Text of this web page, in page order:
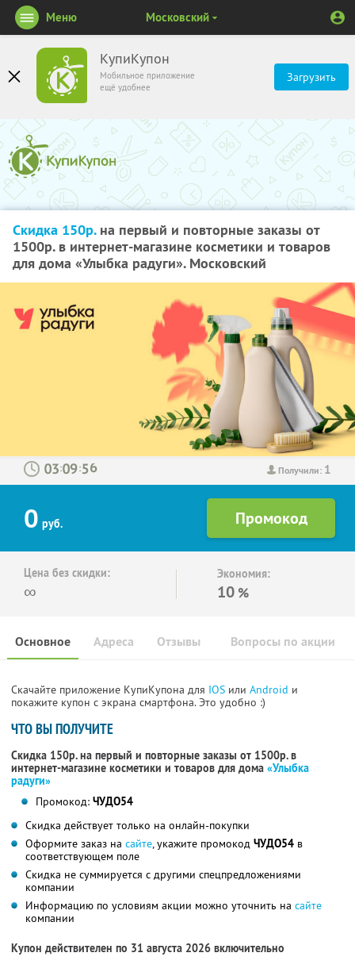
КупиКупон
Мобильное приложение
ещё удобнее
Загрузить
Меню Московский
Скидка 150р.на первый и повторные заказы от
1500р. в интернет-магазине косметики и товаров
для дома «Улыбка радуги». Московский
Получили: 1
: :
0 руб.
Цена без скидки:
∞
Экономия:
10 %
Основное Отзывы Вопросы по акции
Адреса
Скачайте приложение КупиКупона для IOS или Android и
покажите купон с экрана смартфона. Это удобно :)
ЧТО ВЫ ПОЛУЧИТЕ
Скидка 150р. на первый и повторные заказы от 1500р. в
интернет-магазине косметики и товаров для дома «Улыбка
радуги»
Промокод: ЧУДО54
Скидка действует только на онлайн-покупки
Оформите заказ на сайте, укажите промокод ЧУДО54 в
соответствующем поле
Скидка не суммируется с другими спецпредложениями
компании
Информацию по условиям акции можно уточнить на сайте
компании
Купон действителен по 31 августа 2026 включительно